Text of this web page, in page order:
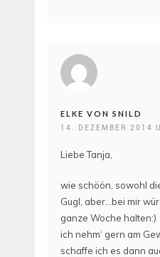
ELKE VON SNILD
14. DEZEMBER 2014
Liebe Tanja,
wie schöön, sowohl
Gugl, aber…bei mir
ganze Woche halten:)
ich nehm‘ gern am
schaffe ich es dann